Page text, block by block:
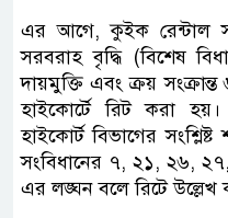
এর আগে, কুইক রেন্টাল
সরবরাহ বৃদ্ধি (বিশেষ
দায়মুক্তি এবং ক্রয়
হাইকোর্টে রিট করা
হাইকোর্ট বিভাগের
সংবিধানের ৭, ২১, ২৬,
এর লঙ্ঘন বলে রিটে উল্লেখ